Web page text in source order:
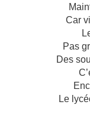
Car
Pas
Des
Le